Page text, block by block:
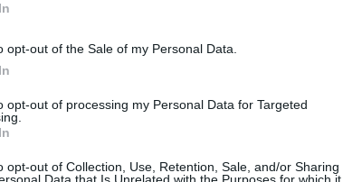
opt-out of the Sale of my Personal Data.
opt-out of processing my Personal Data for Targeted
opt-out of Collection, Use, Retention, Sale, and/or Sharing
ředitele bude vyplacena ve výši 20 % základní
Kč.
Českého rozhlasu se od roku 2017 po
zvyšuje. Za období let 2017 až 2021
o více než 15 %. V roce 2021 by měla její